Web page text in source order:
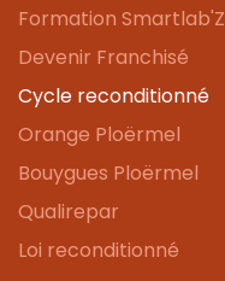
Formation Smartlab'Z
Devenir Franchisé
Cycle reconditionné
Orange Ploërmel
Bouygues Ploërmel
Qualirepar
Loi reconditionné